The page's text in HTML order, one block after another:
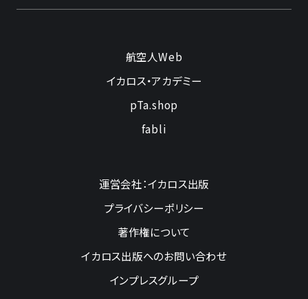
航空人Web
イカロス・アカデミー
pTa.shop
fabli
運営会社：イカロス出版
プライバシーポリシー
著作権について
イカロス出版へのお問い合わせ
インプレスグループ